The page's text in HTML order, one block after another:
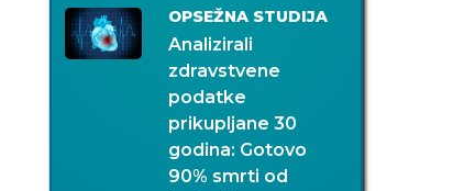
OPSEŽNA STUDIJA
Analizirali
zdravstvene
podatke
prikupljane 30
godina: Gotovo
90% smrti od